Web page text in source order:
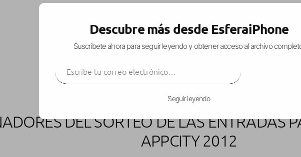
DEL SORTEO DE LAS ENTRADAS
APPCITY 2012
Descubre más desde EsferaiPhone
Suscríbete ahora para seguir leyendo y obtener acceso al archivo
Seguir leyendo